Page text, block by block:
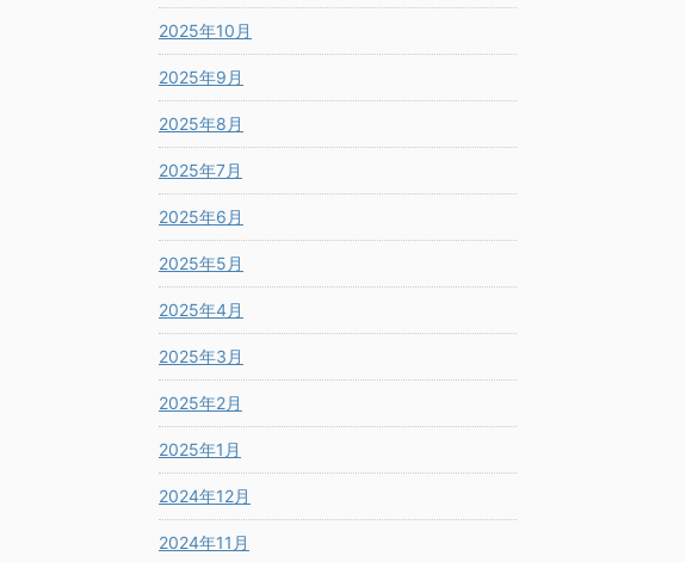
2025年10月
2025年9月
2025年8月
2025年7月
2025年6月
2025年5月
2025年4月
2025年3月
2025年2月
2025年1月
2024年12月
2024年11月